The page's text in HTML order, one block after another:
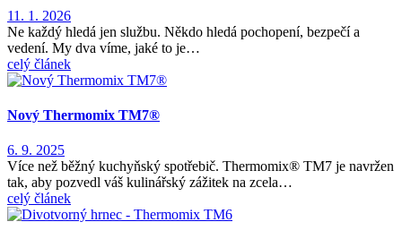
11. 1. 2026
Ne každý hledá jen službu. Někdo hledá pochopení, bezpečí a
vedení. My dva víme, jaké to je…
celý článek
Nový Thermomix TM7®
6. 9. 2025
Více než běžný kuchyňský spotřebič. Thermomix® TM7 je navržen
tak, aby pozvedl váš kulinářský zážitek na zcela…
celý článek